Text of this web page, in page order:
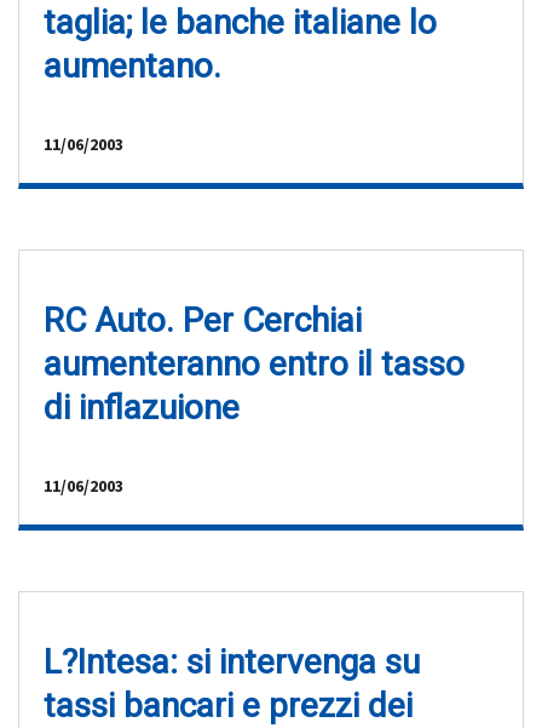
taglia; le banche italiane lo
aumentano.
11/06/2003
RC Auto. Per Cerchiai
aumenteranno entro il tasso
di inflazuione
11/06/2003
L?Intesa: si intervenga su
tassi bancari e prezzi dei